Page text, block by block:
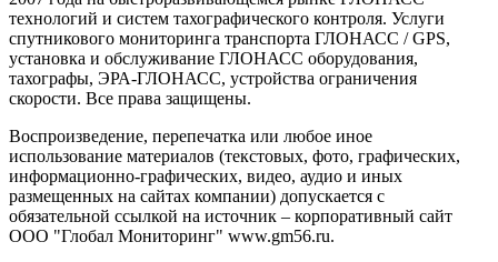
технологий и систем тахографического контроля. Услуги
спутникового мониторинга транспорта ГЛОНАСС / GPS,
установка и обслуживание ГЛОНАСС оборудования,
тахографы, ЭРА-ГЛОНАСС, устройства ограничения
скорости. Все права защищены.
Воспроизведение, перепечатка или любое иное
использование материалов (текстовых, фото, графических,
информационно-графических, видео, аудио и иных
размещенных на сайтах компании) допускается с
обязательной ссылкой на источник – корпоративный сайт
ООО "Глобал Мониторинг" www.gm56.ru.